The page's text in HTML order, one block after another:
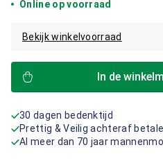
Online op voorraad
Bekijk winkelvoorraad
In de
30 dagen bedenktijd
Prettig & Veilig achteraf
Al meer dan 70 jaar